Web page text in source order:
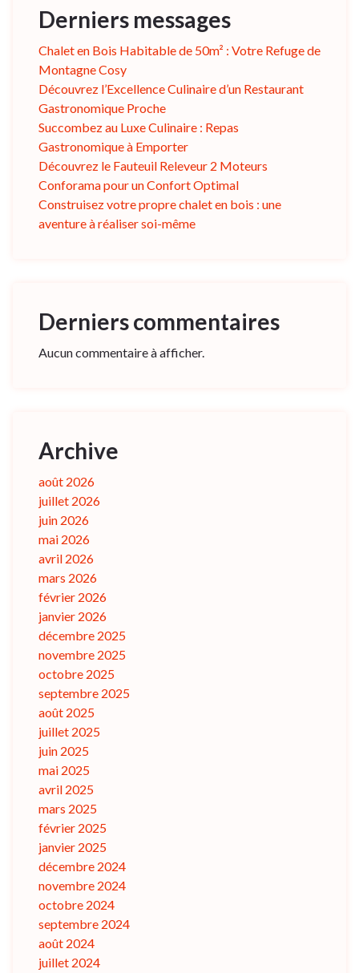
Derniers messages
Chalet en Bois Habitable de 50m² : Votre Refuge de
Montagne Cosy
Découvrez l’Excellence Culinaire d’un Restaurant
Gastronomique Proche
Succombez au Luxe Culinaire : Repas
Gastronomique à Emporter
Découvrez le Fauteuil Releveur 2 Moteurs
Conforama pour un Confort Optimal
Construisez votre propre chalet en bois : une
aventure à réaliser soi-même
Derniers commentaires
Aucun commentaire à afficher.
Archive
août 2026
juillet 2026
juin 2026
mai 2026
avril 2026
mars 2026
février 2026
janvier 2026
décembre 2025
novembre 2025
octobre 2025
septembre 2025
août 2025
juillet 2025
juin 2025
mai 2025
avril 2025
mars 2025
février 2025
janvier 2025
décembre 2024
novembre 2024
octobre 2024
septembre 2024
août 2024
juillet 2024